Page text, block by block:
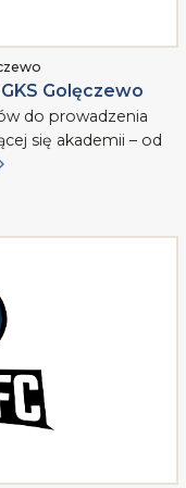
Golęczewo
do prowadzenia
się akademii – od